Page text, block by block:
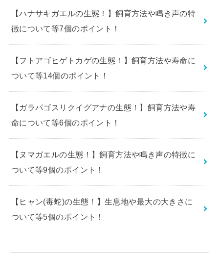
【ハナサキガエルの生態！】飼育方法や鳴き声の特
徴について等7個のポイント！
【フトアゴヒゲトカゲの生態！】飼育方法や寿命に
ついて等14個のポイント！
【ガラパゴスリクイグアナの生態！】飼育方法や寿
命について等6個のポイント！
【ヌマガエルの生態！】飼育方法や鳴き声の特徴に
ついて等9個のポイント！
【ヒャン(毒蛇)の生態！】生息地や最大の大きさに
ついて等5個のポイント！